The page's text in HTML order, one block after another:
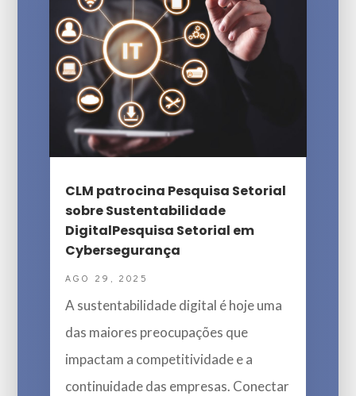
CLM patrocina Pesquisa Setorial
sobre Sustentabilidade
DigitalPesquisa Setorial em
Cybersegurança
AGO 29, 2025
A sustentabilidade digital é hoje uma
das maiores preocupações que
impactam a competitividade e a
continuidade das empresas. Conectar